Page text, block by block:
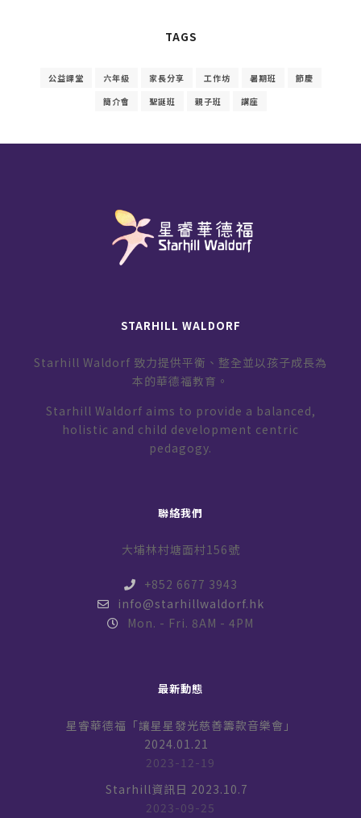
TAGS
公益課堂 六年級 家長分享 工作坊 暑期班
節慶
簡介會
聖誕班 親子班 講座
STARHILL WALDORF
Starhill Waldorf 致力提供平衡、整全並以孩子成長為
本的華德福教育。
Starhill Waldorf aims to provide a balanced,
holistic and child development centric
pedagogy.
聯絡我們
大埔林村塘面村156號
+852 6677 3943
info@starhillwaldorf.hk
Mon. - Fri. 8AM - 4PM
最新動態
星睿華德福「讓星星發光慈善籌款音樂會」
2024.01.21
2023-12-19
Starhill資訊日 2023.10.7
2023-09-25